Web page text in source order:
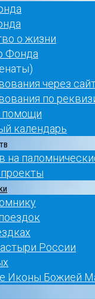
о жизни
Фонда
через
по
помощи
календарь
на
России
Иконы Божией